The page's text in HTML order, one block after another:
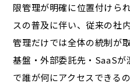
限管理が明確に位置付けら
スの普及に伴い、従来の社
管理だけでは全体の統制が
基盤・外部委託先・SaaS
で誰が何にアクセスできる